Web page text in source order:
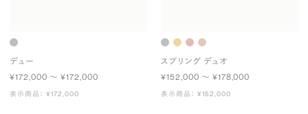
デュー
¥172,000 〜 ¥172,000
表示商品： ¥172,000
スプリング デュオ
¥152,000 〜 ¥178,000
表示商品： ¥152,000